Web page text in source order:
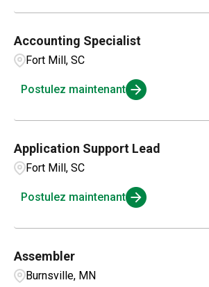
Accounting Specialist
Fort Mill, SC
Postulez maintenant
Application Support Lead
Fort Mill, SC
Postulez maintenant
Assembler
Burnsville, MN